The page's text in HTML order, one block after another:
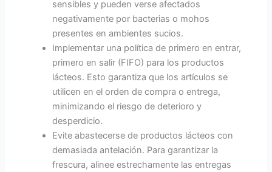
sensibles y pueden verse afectados
negativamente por bacterias o mohos
presentes en ambientes sucios.
Implementar una política de primero en entrar,
primero en salir (FIFO) para los productos
lácteos. Esto garantiza que los artículos se
utilicen en el orden de compra o entrega,
minimizando el riesgo de deterioro y
desperdicio.
Evite abastecerse de productos lácteos con
demasiada antelación. Para garantizar la
frescura, alinee estrechamente las entregas